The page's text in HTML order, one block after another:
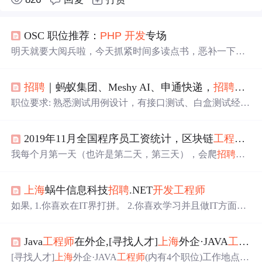
OSC 职位推荐： PHP 开发专场
明天就要大阅兵啦，今天抓紧时间多读点书，恶补一下文
会说：”Oh my god！ Gosh！ God ！ for christ's sake!……”
明明php是世界上最好的语言却偏偏要用其他...
招聘 ｜蚂蚁集团、Meshy AI、申通快递，招聘测试
职位要求: 熟悉测试用例设计，有接口测试、白盒测试经
2019年11月全国程序员工资统计，区块链工程师
我每个月第一天（也许是第二天，第三天），会爬招聘网
员的工资 职能 工资 系统架构师 23031 区块链工程师
算法
工程师 19645 Python工程师 17882 Java工程师14080 区
上海蜗牛信息科技招聘.NET开发工程师
如果, 1.你喜欢在IT界打拼。 2.你喜欢学习并且做IT方面所
有其他限制。 5.你喜欢成为本公司元老级人物。 6.你喜欢
和高手共事。 7.你喜欢在公交，地铁，火车,长途汽车甚至
Java工程师在外企,[寻找人才]上海外企·JAVA工程师
[寻找人才]上海外企·JAVA工程师(内有4个职位)工作地点：